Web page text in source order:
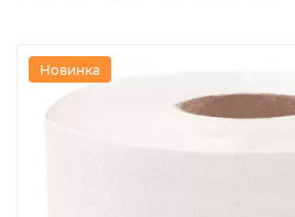
Новинка